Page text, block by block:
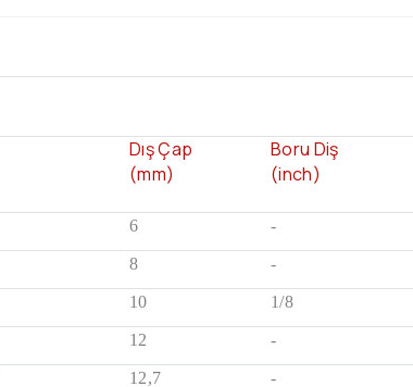
Dış Çap
(mm)
Boru Diş
(inch)
6 -
8 -
10 1/8
12 -
12,7 -